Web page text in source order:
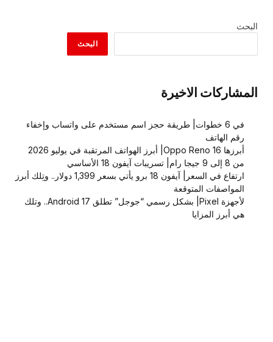
البحث
البحث
المشاركات الاخيرة
في 6 خطوات| طريقة حجز اسم مستخدم على واتساب وإخفاء
رقم الهاتف
أبرزها Oppo Reno 16| أبرز الهواتف المرتقبة في يوليو 2026
من 8 إلى 9 جيجا رام| تسريبات آيفون 18 الأساسي
ارتفاع في السعر| آيفون 18 برو يأتي بسعر 1,399 دولار.. وتِلك أبرز
المواصفات المتوقعة
لأجهزة Pixel| بشكل رسمي “جوجل” تطلق Android 17.. وتلك
هي أبرز المزايا